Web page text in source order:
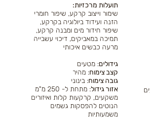
:תועלות מרכזיות
שימור וייצוב קרקע, שיפור חומרי
הזנה ועידוד ביולוגיה בקרקע,
שיפור חידור מים ומבנה קרקע,
תמיכה במאביקים, דיכוי עשבייה
מרעה כבשים איכותי
גידולים: מטעים
קצב צימוח: מהיר
גובה צימוח: בינוני
אזור גידול
: מתחת ל- 250 מ"מ
משקעים, קרקעות קלות ואיזורים
הנוטים להפסקות גשמים
משמעותיות